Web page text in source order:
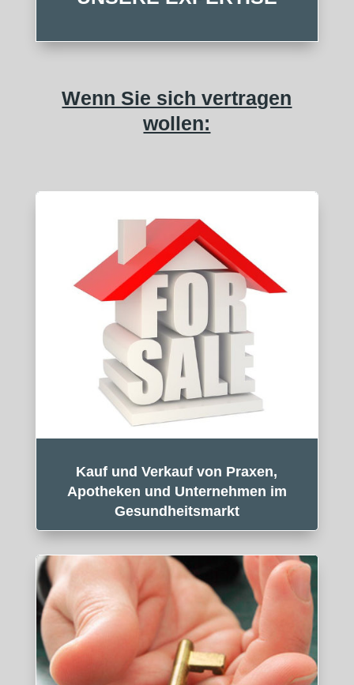
Wenn Sie sich vertragen
wollen:
Kauf und Verkauf von Praxen,
Apotheken und Unternehmen im
Gesundheitsmarkt